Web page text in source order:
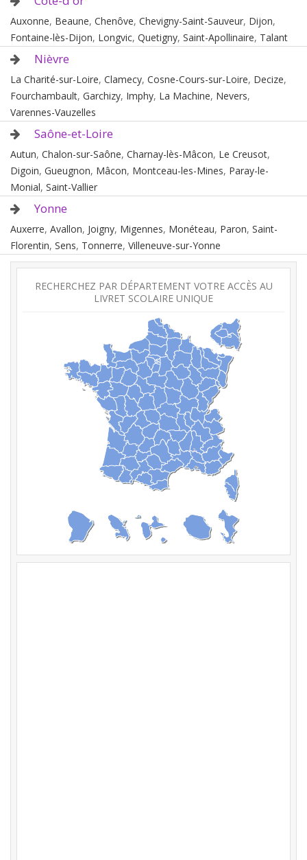
Auxonne, Beaune, Chenôve, Chevigny-Saint-Sauveur, Dijon,
Fontaine-lès-Dijon, Longvic, Quetigny, Saint-Apollinaire, Talant
Nièvre
La Charité-sur-Loire, Clamecy, Cosne-Cours-sur-Loire, Decize,
Fourchambault, Garchizy, Imphy, La Machine, Nevers,
Varennes-Vauzelles
Saône-et-Loire
Autun, Chalon-sur-Saône, Charnay-lès-Mâcon, Le Creusot,
Digoin, Gueugnon, Mâcon, Montceau-les-Mines, Paray-le-
Monial, Saint-Vallier
Yonne
Auxerre, Avallon, Joigny, Migennes, Monéteau, Paron, Saint-
Florentin, Sens, Tonnerre, Villeneuve-sur-Yonne
RECHERCHEZ PAR DÉPARTEMENT VOTRE ACCÈS AU
LIVRET SCOLAIRE UNIQUE